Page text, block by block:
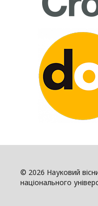
© 2026 Науковий
національного